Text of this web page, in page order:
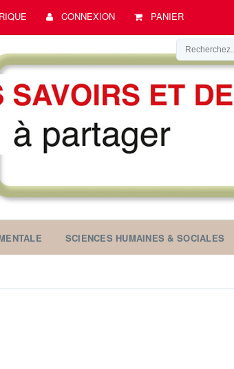
CONNEXION PANIER
SCIENCES HUMAINES & SOCIALES